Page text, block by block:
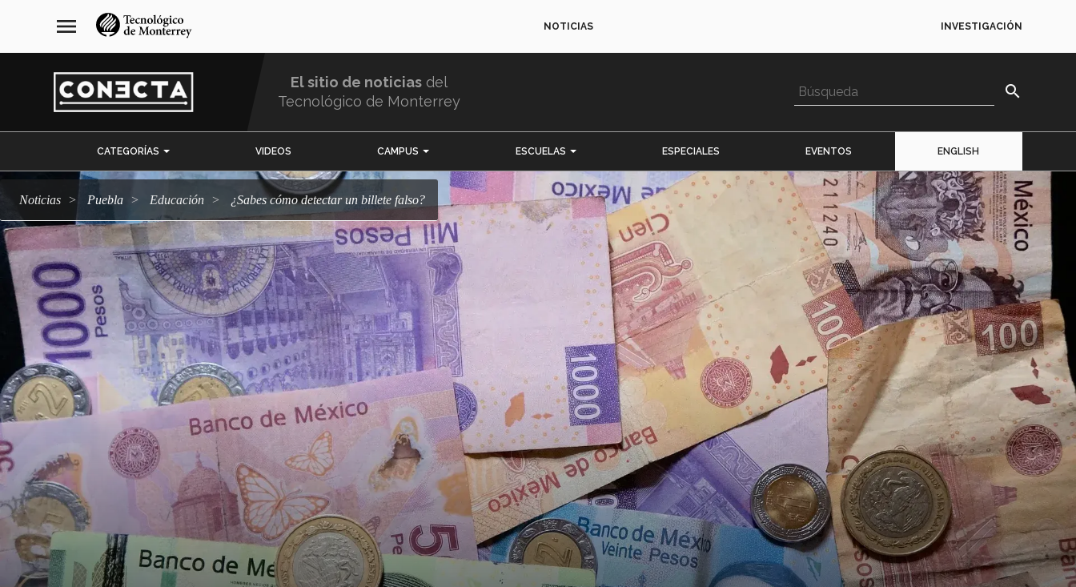
navegación
principal
menu NOTICIAS INVESTIGACIÓN
El sitio de noticias del
Tecnológico de Monterrey
search
CATEGORÍAS VIDEOS CAMPUS ESCUELAS ESPECIALES EVENTOS ENGLISH
Noticias Puebla Educación ¿Sabes cómo detectar un billete falso?